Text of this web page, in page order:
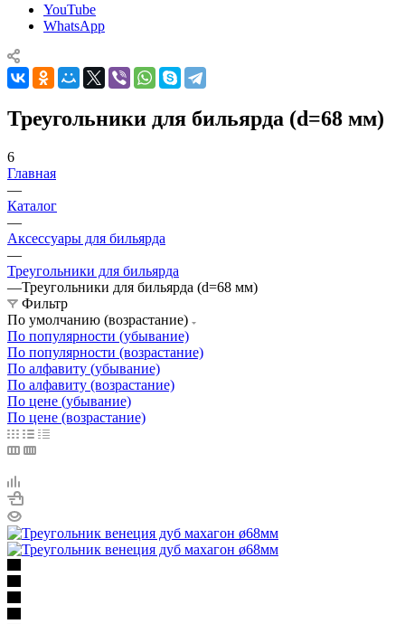
YouTube
WhatsApp
Треугольники для бильярда (d=68 мм)
6
Главная
—
Каталог
—
Аксессуары для бильярда
—
Треугольники для бильярда
—Треугольники для бильярда (d=68 мм)
Фильтр
По умолчанию (возрастание)
По популярности (убывание)
По популярности (возрастание)
По алфавиту (убывание)
По алфавиту (возрастание)
По цене (убывание)
По цене (возрастание)